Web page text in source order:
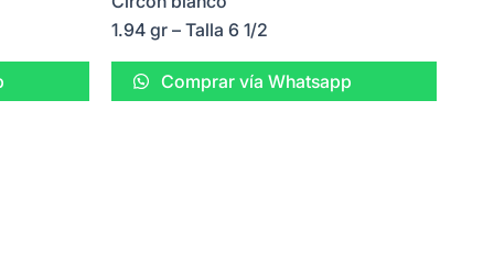
1.94 gr – Talla 6 1/2
Comprar vía Whatsapp